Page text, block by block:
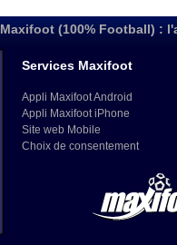
Maxifoot (100% Football) :
Services Maxifoot
Appli Maxifoot Android
Appli Maxifoot iPhone
Site web Mobile
Choix de consentement